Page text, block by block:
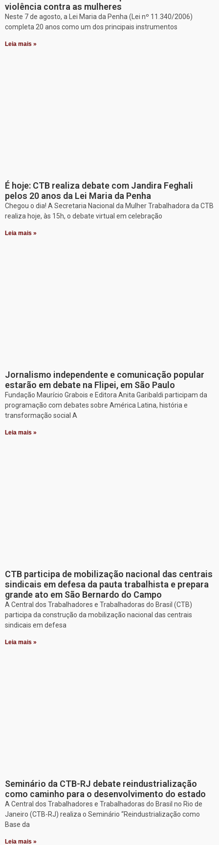
violência contra as mulheres
Neste 7 de agosto, a Lei Maria da Penha (Lei nº 11.340/2006)
completa 20 anos como um dos principais instrumentos
Leia mais »
É hoje: CTB realiza debate com Jandira Feghali
pelos 20 anos da Lei Maria da Penha
Chegou o dia! A Secretaria Nacional da Mulher Trabalhadora da CTB
realiza hoje, às 15h, o debate virtual em celebração
Leia mais »
Jornalismo independente e comunicação popular
estarão em debate na Flipei, em São Paulo
Fundação Maurício Grabois e Editora Anita Garibaldi participam da
programação com debates sobre América Latina, história e
transformação social A
Leia mais »
CTB participa de mobilização nacional das centrais
sindicais em defesa da pauta trabalhista e prepara
grande ato em São Bernardo do Campo
A Central dos Trabalhadores e Trabalhadoras do Brasil (CTB)
participa da construção da mobilização nacional das centrais
sindicais em defesa
Leia mais »
Seminário da CTB-RJ debate reindustrialização
como caminho para o desenvolvimento do estado
A Central dos Trabalhadores e Trabalhadoras do Brasil no Rio de
Janeiro (CTB-RJ) realiza o Seminário “Reindustrialização como
Base da
Leia mais »